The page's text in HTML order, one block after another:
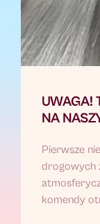
UWAGA!
NA
Pierwsze
drogowych
komendy